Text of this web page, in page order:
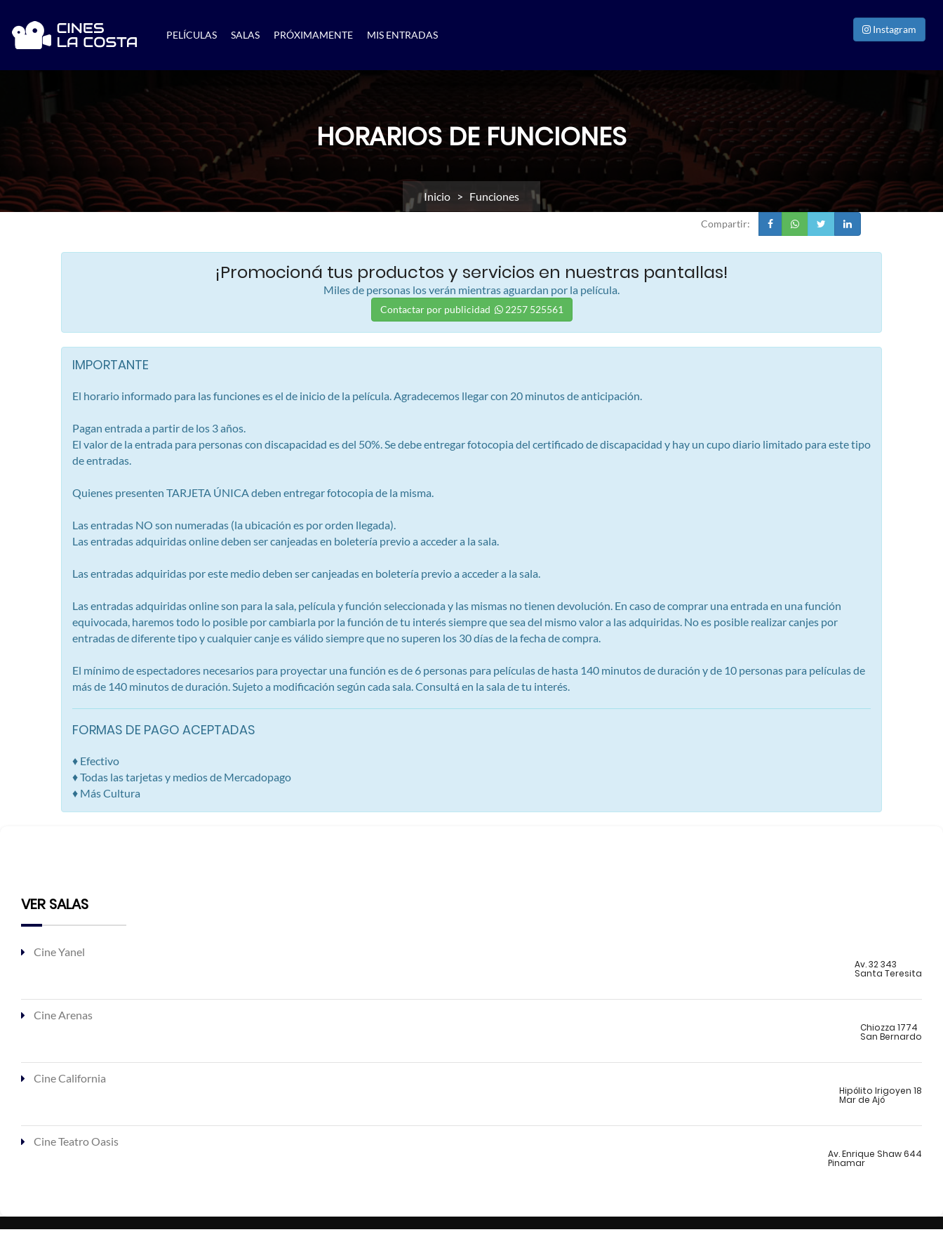
PELÍCULAS SALAS PRÓXIMAMENTE MIS ENTRADAS Instagram
HORARIOS DE FUNCIONES
Inicio > Funciones
Compartir:
¡Promocioná tus productos y servicios en nuestras pantallas!
Miles de personas los verán mientras aguardan por la película.
Contactar por publicidad 2257 525561
IMPORTANTE
El horario informado para las funciones es el de inicio de la película. Agradecemos llegar con 20 minutos de anticipación.
Pagan entrada a partir de los 3 años.
El valor de la entrada para personas con discapacidad es del 50%. Se debe entregar fotocopia del certificado de discapacidad y hay un cupo diario limitado para este tipo
de entradas.
Quienes presenten TARJETA ÚNICA deben entregar fotocopia de la misma.
Las entradas NO son numeradas (la ubicación es por orden llegada).
Las entradas adquiridas online deben ser canjeadas en boletería previo a acceder a la sala.
Las entradas adquiridas por este medio deben ser canjeadas en boletería previo a acceder a la sala.
Las entradas adquiridas online son para la sala, película y función seleccionada y las mismas no tienen devolución. En caso de comprar una entrada en una función
equivocada, haremos todo lo posible por cambiarla por la función de tu interés siempre que sea del mismo valor a las adquiridas. No es posible realizar canjes por
entradas de diferente tipo y cualquier canje es válido siempre que no superen los 30 días de la fecha de compra.
El mínimo de espectadores necesarios para proyectar una función es de 6 personas para películas de hasta 140 minutos de duración y de 10 personas para películas de
más de 140 minutos de duración. Sujeto a modificación según cada sala. Consultá en la sala de tu interés.
FORMAS DE PAGO ACEPTADAS
♦ Efectivo
♦ Todas las tarjetas y medios de Mercadopago
♦ Más Cultura
VER SALAS
Cine Yanel
Av. 32 343
Santa Teresita
Cine Arenas
Chiozza 1774
San Bernardo
Cine California
Hipólito Irigoyen 18
Mar de Ajó
Cine Teatro Oasis
Av. Enrique Shaw 644
Pinamar